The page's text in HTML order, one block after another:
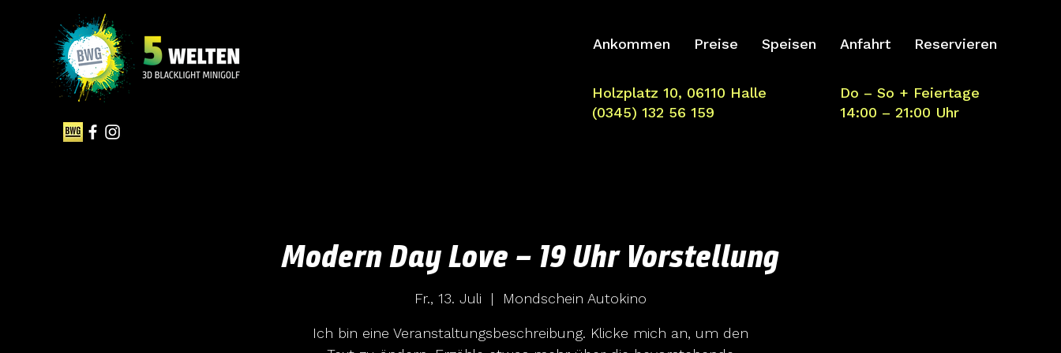
Ankommen Preise Speisen Anfahrt Reservieren
Holzplatz 10, 06110 Halle
(0345) 132 56 159
Do – So + Feiertage
14:00 – 21:00 Uhr
Modern Day Love – 19 Uhr Vorstellung
Fr., 13. Juli
  |
Mondschein Autokino
Ich bin eine Veranstaltungsbeschreibung. Klicke mich an, um den